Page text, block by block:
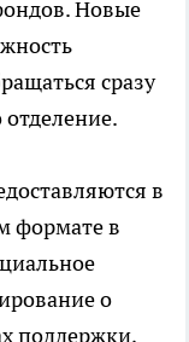
Новые
сразу
в
формате в
о
поддержки,